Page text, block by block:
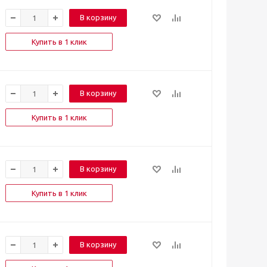
В корзину
Купить в 1 клик
В корзину
Купить в 1 клик
В корзину
Купить в 1 клик
В корзину